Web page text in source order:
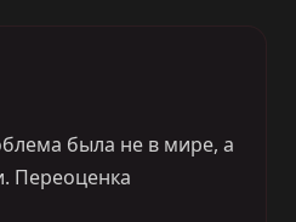
была не в мире, а
Переоценка